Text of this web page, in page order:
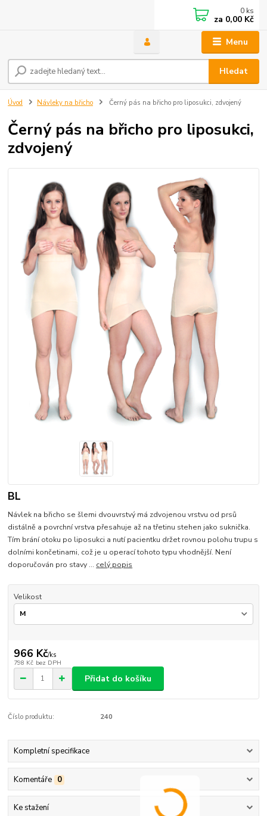
Menu
Hledat
0 ks
za 0,00 Kč
Úvod Návleky na břicho Černý pás na břicho pro liposukci, zdvojený
Černý pás na břicho pro liposukci,
zdvojený
BL
Návlek na břicho se šlemi dvouvrstvý má zdvojenou vrstvu od prsů
distálně a povrchní vrstva přesahuje až na třetinu stehen jako suknička.
Tím brání otoku po liposukci a nutí pacientku držet rovnou polohu trupu s
dolními končetinami, což je u operací tohoto typu vhodnější. Není
doporučován pro stavy ... celý popis
Velikost
966 Kč/ks
798 Kč bez DPH
Přidat do košíku
Číslo produktu: 240
Kompletní specifikace
Komentáře 0
Ke stažení